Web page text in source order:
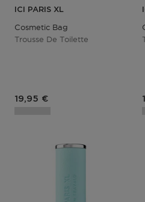
ICI PARIS XL
Cosmetic Bag
Trousse De Toilette
Prix du produit
19,95 €